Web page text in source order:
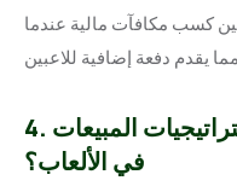
كسب مكافآت مالية عندما
4. كيف تؤثر التكنولوجيا على استراتيجيات المبيعات
في الألعاب؟